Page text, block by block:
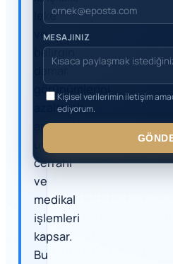
leke
ve
belirgin
görünümlerini
azaltmak
amacıyla
uygulanan
cerrahi
ve
medikal
işlemleri
kapsar.
Bu
MESAJINIZ
Kişisel verilerimin iletişim
ediyorum.